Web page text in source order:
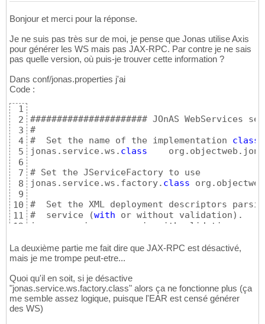
Bonjour et merci pour la réponse.
Je ne suis pas très sur de moi, je pense que Jonas utilise Axis
pour générer les WS mais pas JAX-RPC. Par contre je ne sais
pas quelle version, où puis-je trouver cette information ?
Dans conf/jonas.properties j'ai
Code :
1
2
3
4
5
6
7
8
9
10
11
12
14
15
17
18
19
20
###################### JOnAS WebServices
#
#  Set the name of the implementation class
jonas.service.ws. class
# Set the JServiceFactory to use
jonas.service.ws.factory. class
#  Set the XML deployment descriptors
#  service
(with or without validation) .
jonas.service.ws.parsingwithvalidation
#  Set the WSDL Handler list for WSDL
#  A minimum of 1 WSDLHandler is required !
#  file names (without the
#  Ex: file1,uddi (while the properties file
#                  file1.properties and
jonas.service.ws.wsdlhandlers file1
La deuxième partie me fait dire que JAX-RPC est désactivé,
mais je me trompe peut-etre...
Quoi qu'il en soit, si je désactive
"jonas.service.ws.factory.class" alors ça ne fonctionne plus (ça
me semble assez logique, puisque l'EAR est censé générer
des WS)